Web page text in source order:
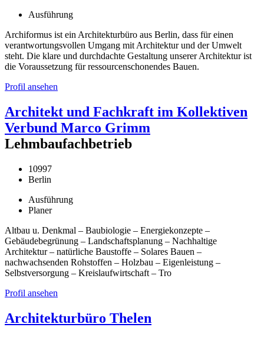
Ausführung
Archiformus ist ein Architekturbüro aus Berlin, dass für einen
verantwortungsvollen Umgang mit Architektur und der Umwelt
steht. Die klare und durchdachte Gestaltung unserer Architektur ist
die Voraussetzung für ressourcenschonendes Bauen.
Profil ansehen
Architekt und Fachkraft im Kollektiven
Verbund Marco Grimm
Lehmbaufachbetrieb
10997
Berlin
Ausführung
Planer
Altbau u. Denkmal – Baubiologie – Energiekonzepte –
Gebäudebegrünung – Landschaftsplanung – Nachhaltige
Architektur – natürliche Baustoffe – Solares Bauen –
nachwachsenden Rohstoffen – Holzbau – Eigenleistung –
Selbstversorgung – Kreislaufwirtschaft – Tro
Profil ansehen
Architekturbüro Thelen